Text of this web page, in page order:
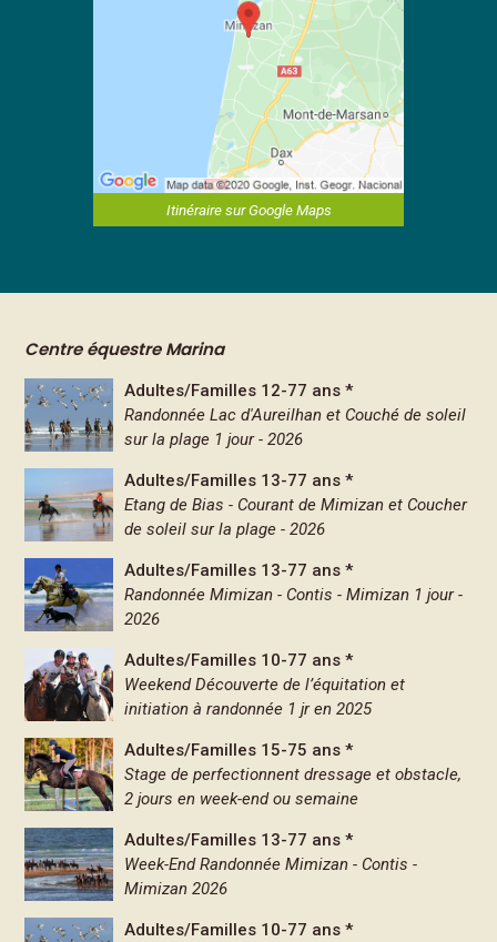
Itinéraire sur Google Maps
Centre équestre Marina
Adultes/Familles 12-77 ans *
Randonnée Lac d'Aureilhan et Couché de soleil
sur la plage 1 jour - 2026
Adultes/Familles 13-77 ans *
Etang de Bias - Courant de Mimizan et Coucher
de soleil sur la plage - 2026
Adultes/Familles 13-77 ans *
Randonnée Mimizan - Contis - Mimizan 1 jour -
2026
Adultes/Familles 10-77 ans *
Weekend Découverte de l’équitation et
initiation à randonnée 1 jr en 2025
Adultes/Familles 15-75 ans *
Stage de perfectionnent dressage et obstacle,
2 jours en week-end ou semaine
Adultes/Familles 13-77 ans *
Week-End Randonnée Mimizan - Contis -
Mimizan 2026
Adultes/Familles 10-77 ans *